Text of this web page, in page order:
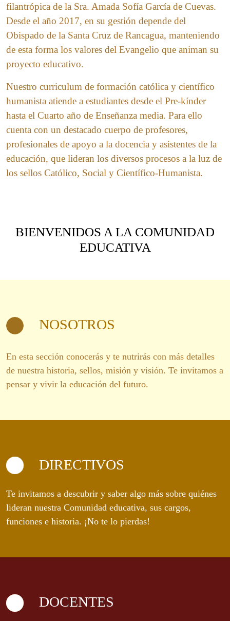
filantrópica de la Sra. Amada Sofía García de Cuevas.
Desde el año 2017, en su gestión depende del
Obispado de la Santa Cruz de Rancagua, manteniendo
de esta forma los valores del Evangelio que animan su
proyecto educativo.
Nuestro curriculum de formación católica y científico
humanista atiende a estudiantes desde el Pre-kínder
hasta el Cuarto año de Enseñanza media. Para ello
cuenta con un destacado cuerpo de profesores,
profesionales de apoyo a la docencia y asistentes de la
educación, que lideran los diversos procesos a la luz de
los sellos Católico, Social y Científico-Humanista.
BIENVENIDOS A LA COMUNIDAD
EDUCATIVA
NOSOTROS
En esta sección conocerás y te nutrirás con más detalles
de nuestra historia, sellos, misión y visión. Te invitamos a
pensar y vivir la educación del futuro.
DIRECTIVOS
Te invitamos a descubrir y saber algo más sobre quiénes
lideran nuestra Comunidad educativa, sus cargos,
funciones e historia. ¡No te lo pierdas!
DOCENTES